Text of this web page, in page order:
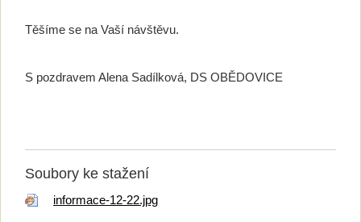
Těšíme se na Vaší návštěvu.
S pozdravem Alena Sadílková, DS OBĚDOVICE
Soubory ke stažení
informace-12-22.jpg